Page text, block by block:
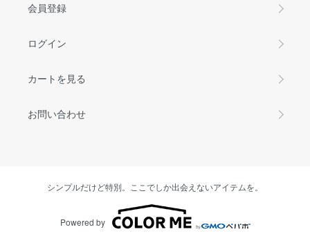
会員登録
ログイン
カートを見る
お問い合わせ
シンプルだけど特別。ここでしか出会えないアイテムを。
Powered by